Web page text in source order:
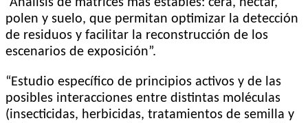
polen y suelo, que permitan optimizar la detección
de residuos y facilitar la reconstrucción de los
escenarios de exposición”.
“Estudio específico de principios activos y de las
posibles interacciones entre distintas moléculas
(insecticidas, herbicidas, tratamientos de semilla y